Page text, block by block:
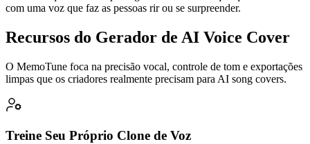
com uma voz que faz as pessoas rir ou se surpreender.
Recursos do Gerador de AI Voice Cover
O MemoTune foca na precisão vocal, controle de tom e exportações
limpas que os criadores realmente precisam para AI song covers.
Treine Seu Próprio Clone de Voz